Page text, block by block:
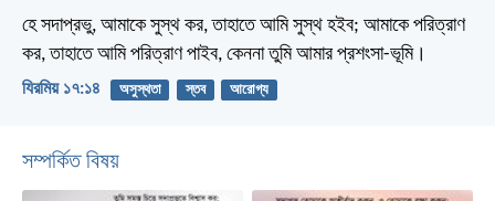
হে সদাপ্রভু, আমাকে সুস্থ কর, তাহাতে আমি সুস্থ হইব; আমাকে পরিত্রাণ
কর, তাহাতে আমি পরিত্রাণ পাইব, কেননা তুমি আমার প্রশংসা-ভূমি।
যিরমিয় ১৭:১৪ অসুস্থতা স্তব আরোগ্য
সম্পর্কিত বিষয়